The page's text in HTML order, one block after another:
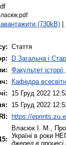
(730kB)|
Стаття
D Загальна і
Факультет
Кафедра
15 Груд 2022
15 Груд 2022
https://
Власюк І. М.,
Україні в роки
джерел в